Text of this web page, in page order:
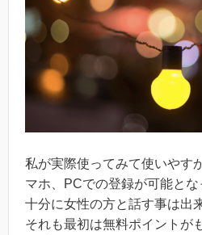
私が実際使ってみて使いやす
マホ、PCでの登録が可能と
十分に女性の方と話す事は出
それも最初は無料ポイントが